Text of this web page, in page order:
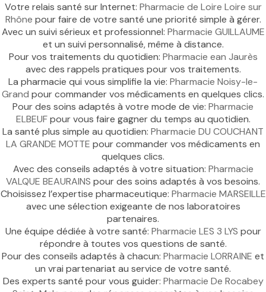
Votre relais santé sur Internet: Pharmacie de Loire Loire sur
Rhône pour faire de votre santé une priorité simple à gérer.
Avec un suivi sérieux et professionnel: Pharmacie GUILLAUME
et un suivi personnalisé, même à distance.
Pour vos traitements du quotidien: Pharmacie ean Jaurès
avec des rappels pratiques pour vos traitements.
La pharmacie qui vous simplifie la vie: Pharmacie Noisy-le-
Grand pour commander vos médicaments en quelques clics.
Pour des soins adaptés à votre mode de vie: Pharmacie
ELBEUFpour vous faire gagner du temps au quotidien.
La santé plus simple au quotidien: Pharmacie DU COUCHANT
LA GRANDE MOTTE pour commander vos médicaments en
quelques clics.
Avec des conseils adaptés à votre situation: Pharmacie
VALQUE BEAURAINS pour des soins adaptés à vos besoins.
Choisissez l’expertise pharmaceutique: Pharmacie MARSEILLE
avec une sélection exigeante de nos laboratoires
partenaires.
Une équipe dédiée à votre santé: Pharmacie LES 3 LYS pour
répondre à toutes vos questions de santé.
Pour des conseils adaptés à chacun: Pharmacie LORRAINE et
un vrai partenariat au service de votre santé.
Des experts santé pour vous guider: Pharmacie De Rocabey